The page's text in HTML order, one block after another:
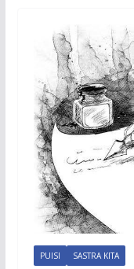
PUISI SASTRA KITA